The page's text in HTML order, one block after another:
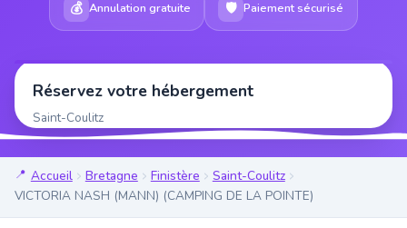
💰 Annulation gratuite 🛡 Paiement sécurisé
Réservez votre hébergement
Saint-Coulitz
Accueil Bretagne Finistère
Saint-Coulitz
VICTORIA NASH (MANN) (CAMPING DE LA POINTE)